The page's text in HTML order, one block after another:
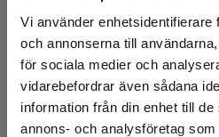
Vi använder enhetsidentifierare
och annonserna till
för sociala medier och
vidarebefordrar även sådana
information från din enhet till
annons- och analysföretag